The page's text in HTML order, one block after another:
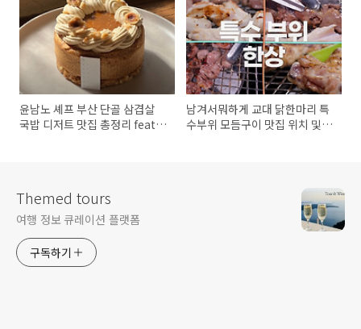
윤남노 셰프 부산 단골 삼겹살
국밥 디저트 맛집 총정리 feat.
남겨서뭐하게 교대 닭한마리 특
수부위 모듬구이 맛집 위치 및
Themed tours
여행 정보 큐레이션 플랫폼
구독하기